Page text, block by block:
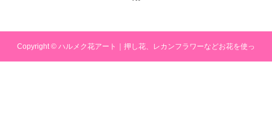
Copyright © ハルメク花アート｜押し花、レカンフラワーなどお花を使っ